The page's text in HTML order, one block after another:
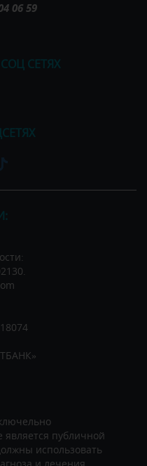
06 59
СЕТЯХ
является публичной
использовать